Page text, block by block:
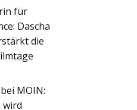
für
Dascha
die
MOIN:
wird